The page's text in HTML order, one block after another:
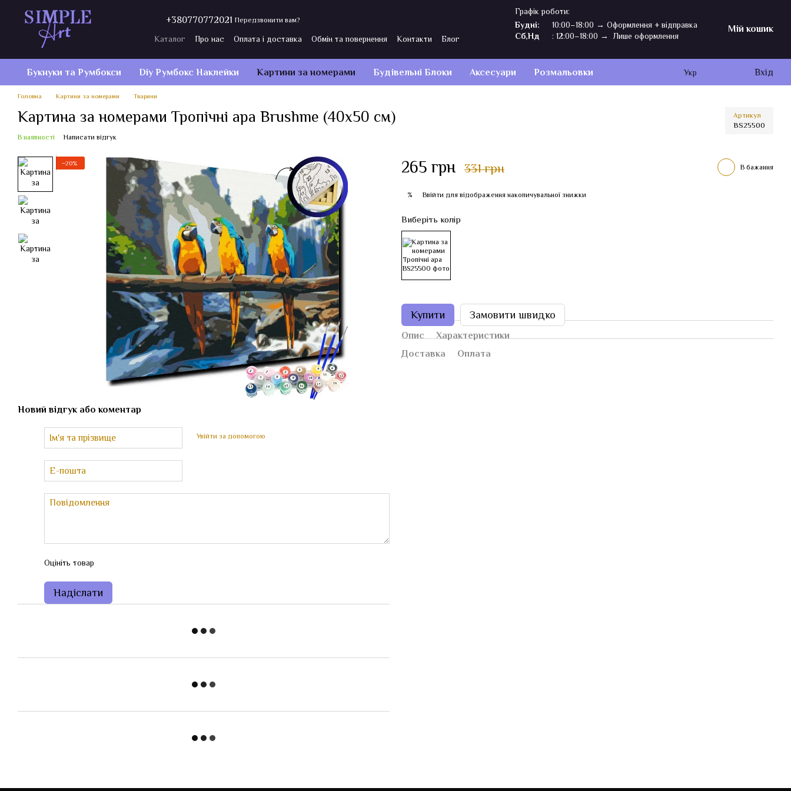
Перейти до основного контенту
+380770772021 Передзвонити вам?
Каталог Про нас Оплата і доставка Обмін та повернення Контакти
Блог
Графік роботи:
Будні:
10:00–18:00 → Оформлення + відправка
Сб,Нд
: 12:00–18:00 → Лише оформлення
Мій кошик
Букнуки та Румбокси Diy Румбокс Наклейки Картини за номерами Будівельні Блоки Аксесуари Розмальовки Укр Вхід
Головна Картини за номерами Тварини
Картина за номерами Тропічні ара Brushme (40x50 см) Артикул
BS25500
В наявності Написати відгук
−20%
Новий відгук або коментар
Увійти за допомогою
Оцініть товар
Надіслати
265 грн 331 грн В бажання
% Ввійти для відображення накопичувальної знижки
Виберіть колір
Купити Замовити швидко
Опис
Характеристики
Доставка
Оплата